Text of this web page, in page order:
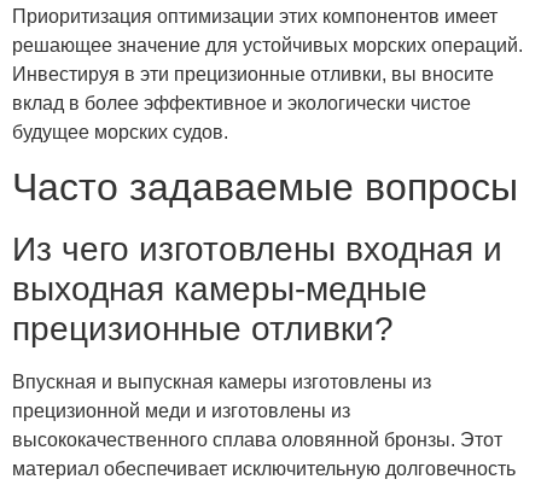
Приоритизация оптимизации этих компонентов имеет
решающее значение для устойчивых морских операций.
Инвестируя в эти прецизионные отливки, вы вносите
вклад в более эффективное и экологически чистое
будущее морских судов.
Часто задаваемые вопросы
Из чего изготовлены входная и
выходная камеры-медные
прецизионные отливки?
Впускная и выпускная камеры изготовлены из
прецизионной меди и изготовлены из
высококачественного сплава оловянной бронзы. Этот
материал обеспечивает исключительную долговечность